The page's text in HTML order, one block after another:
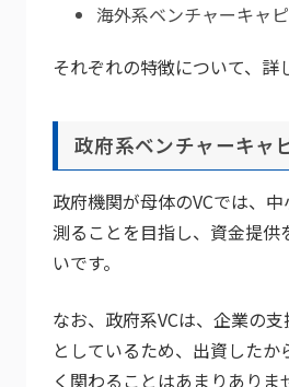
海外系ベンチャーキャ
それぞれの特徴について、詳
政府系ベンチャーキャ
政府機関が母体のVCでは、
測ることを目指し、資金提供
いです。
なお、政府系VCは、企業の
としているため、出資したか
く関わることはあまりありま